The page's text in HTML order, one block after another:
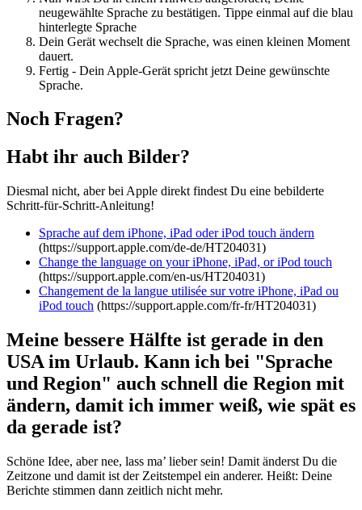
neugewählte Sprache zu bestätigen. Tippe einmal auf die blau
hinterlegte Sprache
Dein Gerät wechselt die Sprache, was einen kleinen Moment
dauert.
Fertig - Dein Apple-Gerät spricht jetzt Deine gewünschte
Sprache.
Noch Fragen?
Habt ihr auch Bilder?
Diesmal nicht, aber bei Apple direkt findest Du eine bebilderte
Schritt-für-Schritt-Anleitung!
Sprache auf dem iPhone, iPad oder iPod touch ändern
(https://support.apple.com/de-de/HT204031)
Change the language on your iPhone, iPad, or iPod touch
(https://support.apple.com/en-us/HT204031)
Changement de la langue utilisée sur votre iPhone, iPad ou
iPod touch (https://support.apple.com/fr-fr/HT204031)
Meine bessere Hälfte ist gerade in den
USA im Urlaub. Kann ich bei "Sprache
und Region" auch schnell die Region mit
ändern, damit ich immer weiß, wie spät es
da gerade ist?
Schöne Idee, aber nee, lass ma’ lieber sein! Damit änderst Du die
Zeitzone und damit ist der Zeitstempel ein anderer. Heißt: Deine
Berichte stimmen dann zeitlich nicht mehr.